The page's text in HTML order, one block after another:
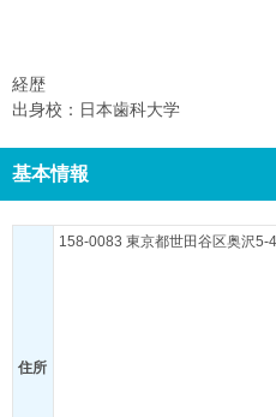
経歴
出身校：日本歯科大学
基本情報
住所
158-0083 東京都世田谷区奥沢5-